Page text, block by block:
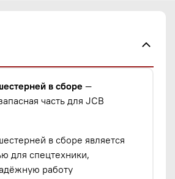
в сборе —
часть для JCB
в сборе является
для спецтехники,
работу